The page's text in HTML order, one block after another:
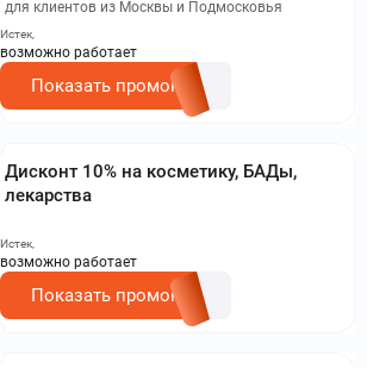
для клиентов из Москвы и Подмосковья
Истек,
возможно работает
Показать промокод
Дисконт 10% на косметику, БАДы,
лекарства
Истек,
возможно работает
Показать промокод